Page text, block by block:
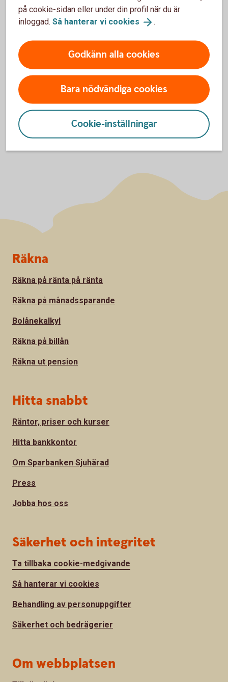
Julia Höök
Kundsupport
julia.hook@sparbankensjuharad.se
på cookie-sidan eller under din profil när du är
inloggad. Så hanterar vi cookies .
Godkänn alla cookies
Bara nödvändiga cookies
Cookie-inställningar
Sidfot
Räkna
Räkna på ränta på ränta
Räkna på månadssparande
Bolånekalkyl
Räkna på billån
Räkna ut pension
Hitta snabbt
Räntor, priser och kurser
Hitta bankkontor
Om Sparbanken Sjuhärad
Press
Jobba hos oss
Säkerhet och integritet
Ta tillbaka cookie-medgivande
Så hanterar vi cookies
Behandling av personuppgifter
Säkerhet och bedrägerier
Om webbplatsen